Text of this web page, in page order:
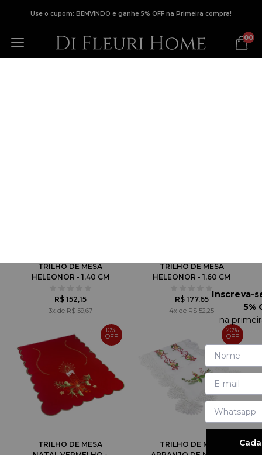
Use o cupom: BEMVINDO e ganhe 5% OFF na Primeira compra!
00
TRILHO DE MESA
HELEONOR - 1,40 CM
R$ 152,15
3x de R$ 59,67
TRILHO DE MESA
HELEONOR - 1,60 CM
R$ 177,65
4x de R$ 52,25
10%
TRILHO DE MESA
20%
TRILHO DE MESA
Inscreva-
5%
na